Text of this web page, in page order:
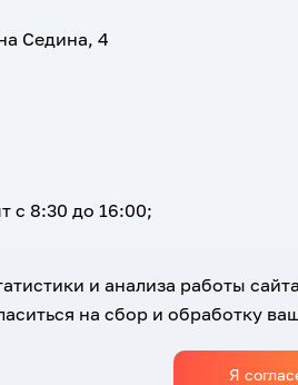
Седина, 4
с 8:30 до 16:00;
и анализа работы
на сбор и обработку
Я